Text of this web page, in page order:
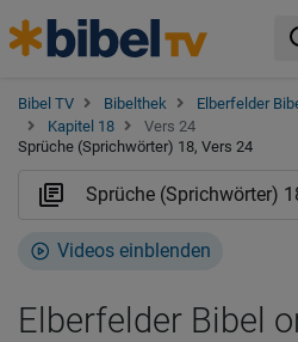
Bibel TV Bibelthek Elberfelder
Kapitel 18
Vers 24
Sprüche (Sprichwörter) 18, Vers 24
Videos einblenden
Elberfelder Bibel